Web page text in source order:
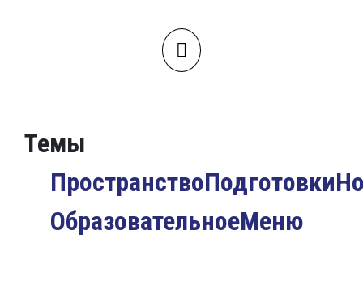
Темы
ОбразовательноеМеню